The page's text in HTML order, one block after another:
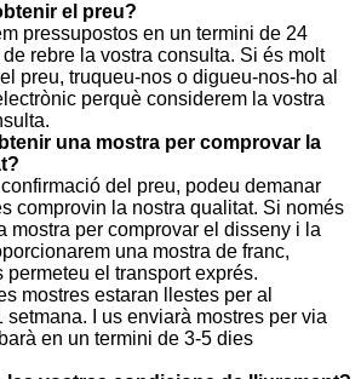
el preu?
pressupostos en un termini de 24
rebre la vostra consulta. Si és molt
preu, truqueu-nos o digueu-nos-ho al
perquè considerem la vostra
una mostra per comprovar la
del preu, podeu demanar
comprovin la nostra qualitat. Si només
mostra per comprovar el disseny i la
una mostra de franc,
permeteu el transport exprés.
mostres estaran llestes per al
setmana. I us enviarà mostres per via
en un termini de 3-5 dies